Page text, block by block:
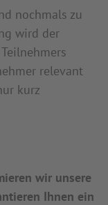
nochmals zu
wird der
relevant
kurz
wir unsere
Ihnen ein